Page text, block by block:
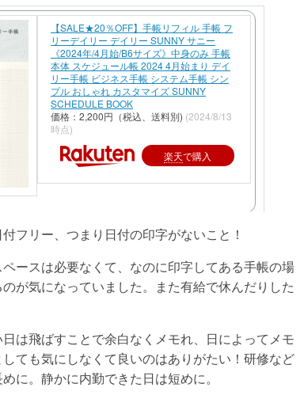
【SALE★20％OFF】手帳リフィル 手帳 フ
リーデイリー デイリー SUNNY サニー
《2024年/4月始/B6サイズ》中身のみ 手帳
本体 スケジュール帳 2024 4月始まり デイ
リー手帳 ビジネス手帳 システム手帳 シン
プル おしゃれ カスタマイズ SUNNY
SCHEDULE BOOK
価格：2,200円（税込、送料別) (2024/8/13
時点)
楽天で購入
フリー、つまり日付の印字がないこと！
ースは必要なくて、なのに印字してある手帳の場
が気になっていました。また有給で休んだりした
は飛ばすことで余白なくメモれ、日によってメモ
ても気にしなくて良いのはありがたい！研修など
に。静かに内勤できた日は短めに。